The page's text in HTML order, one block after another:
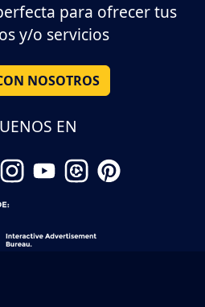
para ofrecer tus
y/o servicios
NOSOTROS
EN